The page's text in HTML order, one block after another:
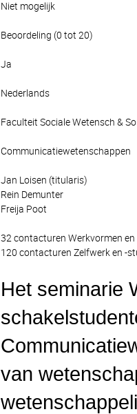
Niet mogelijk
Beoordeling (0 tot 20)
Ja
Nederlands
Faculteit Sociale Wetensch &
Communicatiewetenschappen
Jan Loisen (titularis)
Rein Demunter
Freija Poot
32 contacturen Werkvormen en
120 contacturen Zelfwerk en -
Het seminarie
van